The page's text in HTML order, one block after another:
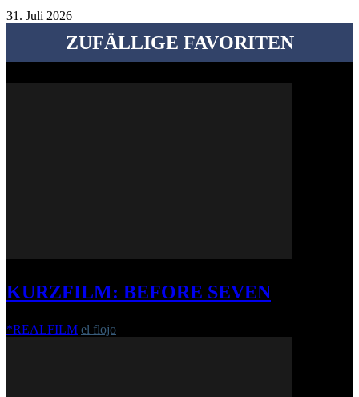
31. Juli 2026
ZUFÄLLIGE FAVORITEN
KURZFILM: BEFORE SEVEN
*REALFILM el flojo